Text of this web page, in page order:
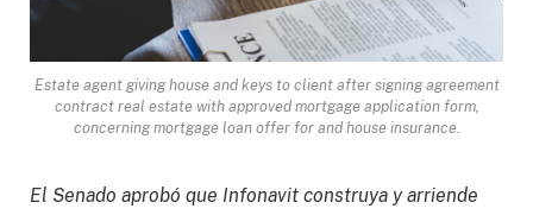
Estate agent giving house and keys to client after signing agreement
contract real estate with approved mortgage application form,
concerning mortgage loan offer for and house insurance.
El Senado aprobó que Infonavit construya y arriende